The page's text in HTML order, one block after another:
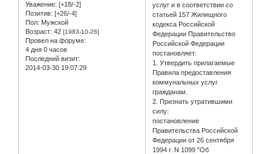
Уважение: [+18/-2]
Позитив: [+26/-4]
Пол: Мужской
Возраст: 42 [1983-10-26]
Провел на форуме:
4 дня 0 часов
Последний визит:
2014-03-30 19:07:29
услуг и в соответствии со
статьей 157 Жилищного
кодекса Российской
Федерации Правительство
Российской Федерации
постановляет:
1. Утвердить прилагаемые
Правила предоставления
коммунальных услуг
гражданам.
2. Признать утратившими
силу:
постановление
Правительства Российской
Федерации от 26 сентября
1994 г. N 1099 "Об